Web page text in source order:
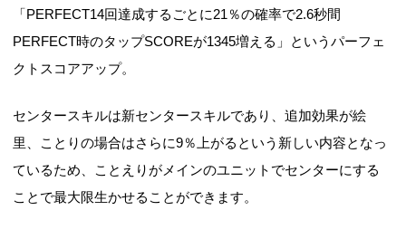
「PERFECT14回達成するごとに21％の確率で2.6秒間
PERFECT時のタップSCOREが1345増える」というパーフェ
クトスコアアップ。
センタースキルは新センタースキルであり、追加効果が絵
里、ことりの場合はさらに9％上がるという新しい内容となっ
ているため、ことえりがメインのユニットでセンターにする
ことで最大限生かせることができます。